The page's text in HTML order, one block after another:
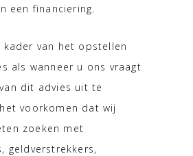
een financiering.
kader van het opstellen
als wanneer u ons vraagt
dit advies uit te
voorkomen dat wij
zoeken met
geldverstrekkers,